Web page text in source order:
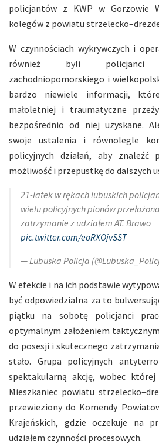
policjantów z KWP w Gorzowie
kolegów z powiatu
W czynnościach wykrywczych i
również byli policjanci
zachodniopomorskiego i
bardzo niewiele informacji,
małoletniej i traumatyczne
bezpośrednio od niej uzyskane.
swoje ustalenia i równolegle
policyjnych działań, aby
możliwość i przepustkę do dalszych
21-latek w rękach lubuskich
wielu policyjnych pionów
zatrzymanie z udziałem AT. Brawo
pic.twitter.com/eoRXOjvSST
— Lubuska Policja
W efekcie i na ich podstawie
być odpowiedzialna za to
piątku na sobotę policjanci
optymalnym założeniem
do posesji i skutecznego
stało. Grupa policyjnych
spektakularną akcję, wobec której
Mieszkaniec powiatu
przewieziony do Komendy
Krajeńskich, gdzie oczekuje na
udziałem czynności procesowych.